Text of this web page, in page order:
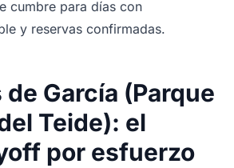
cumbre para días con
y reservas confirmadas.
de García (Parque
Teide): el
por esfuerzo